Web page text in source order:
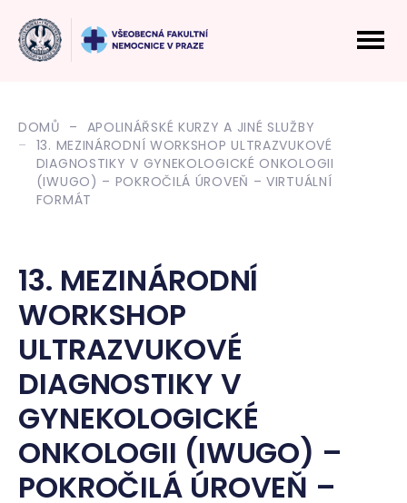
DOMŮ
APOLINÁŘSKÉ KURZY A JINÉ SLUŽBY
13. MEZINÁRODNÍ WORKSHOP ULTRAZVUKOVÉ
DIAGNOSTIKY V GYNEKOLOGICKÉ ONKOLOGII
(IWUGO) – POKROČILÁ ÚROVEŇ – VIRTUÁLNÍ
FORMÁT
13. MEZINÁRODNÍ
WORKSHOP
ULTRAZVUKOVÉ
DIAGNOSTIKY V
GYNEKOLOGICKÉ
ONKOLOGII (IWUGO) –
POKROČILÁ ÚROVEŇ –